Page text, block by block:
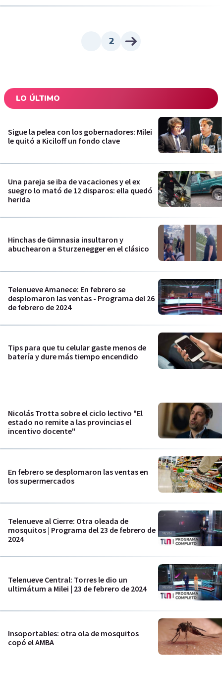
2
LO ÚLTIMO
Sigue la pelea con los gobernadores: Milei
le quitó a Kiciloff un fondo clave
Una pareja se iba de vacaciones y el ex
suegro lo mató de 12 disparos: ella quedó
herida
Hinchas de Gimnasia insultaron y
abuchearon a Sturzenegger en el clásico
Telenueve Amanece: En febrero se
desplomaron las ventas - Programa del 26
de febrero de 2024
Tips para que tu celular gaste menos de
batería y dure más tiempo encendido
Nicolás Trotta sobre el ciclo lectivo "El
estado no remite a las provincias el
incentivo docente"
En febrero se desplomaron las ventas en
los supermercados
Telenueve al Cierre: Otra oleada de
mosquitos | Programa del 23 de febrero de
2024
Telenueve Central: Torres le dio un
ultimátum a Milei | 23 de febrero de 2024
Insoportables: otra ola de mosquitos
copó el AMBA